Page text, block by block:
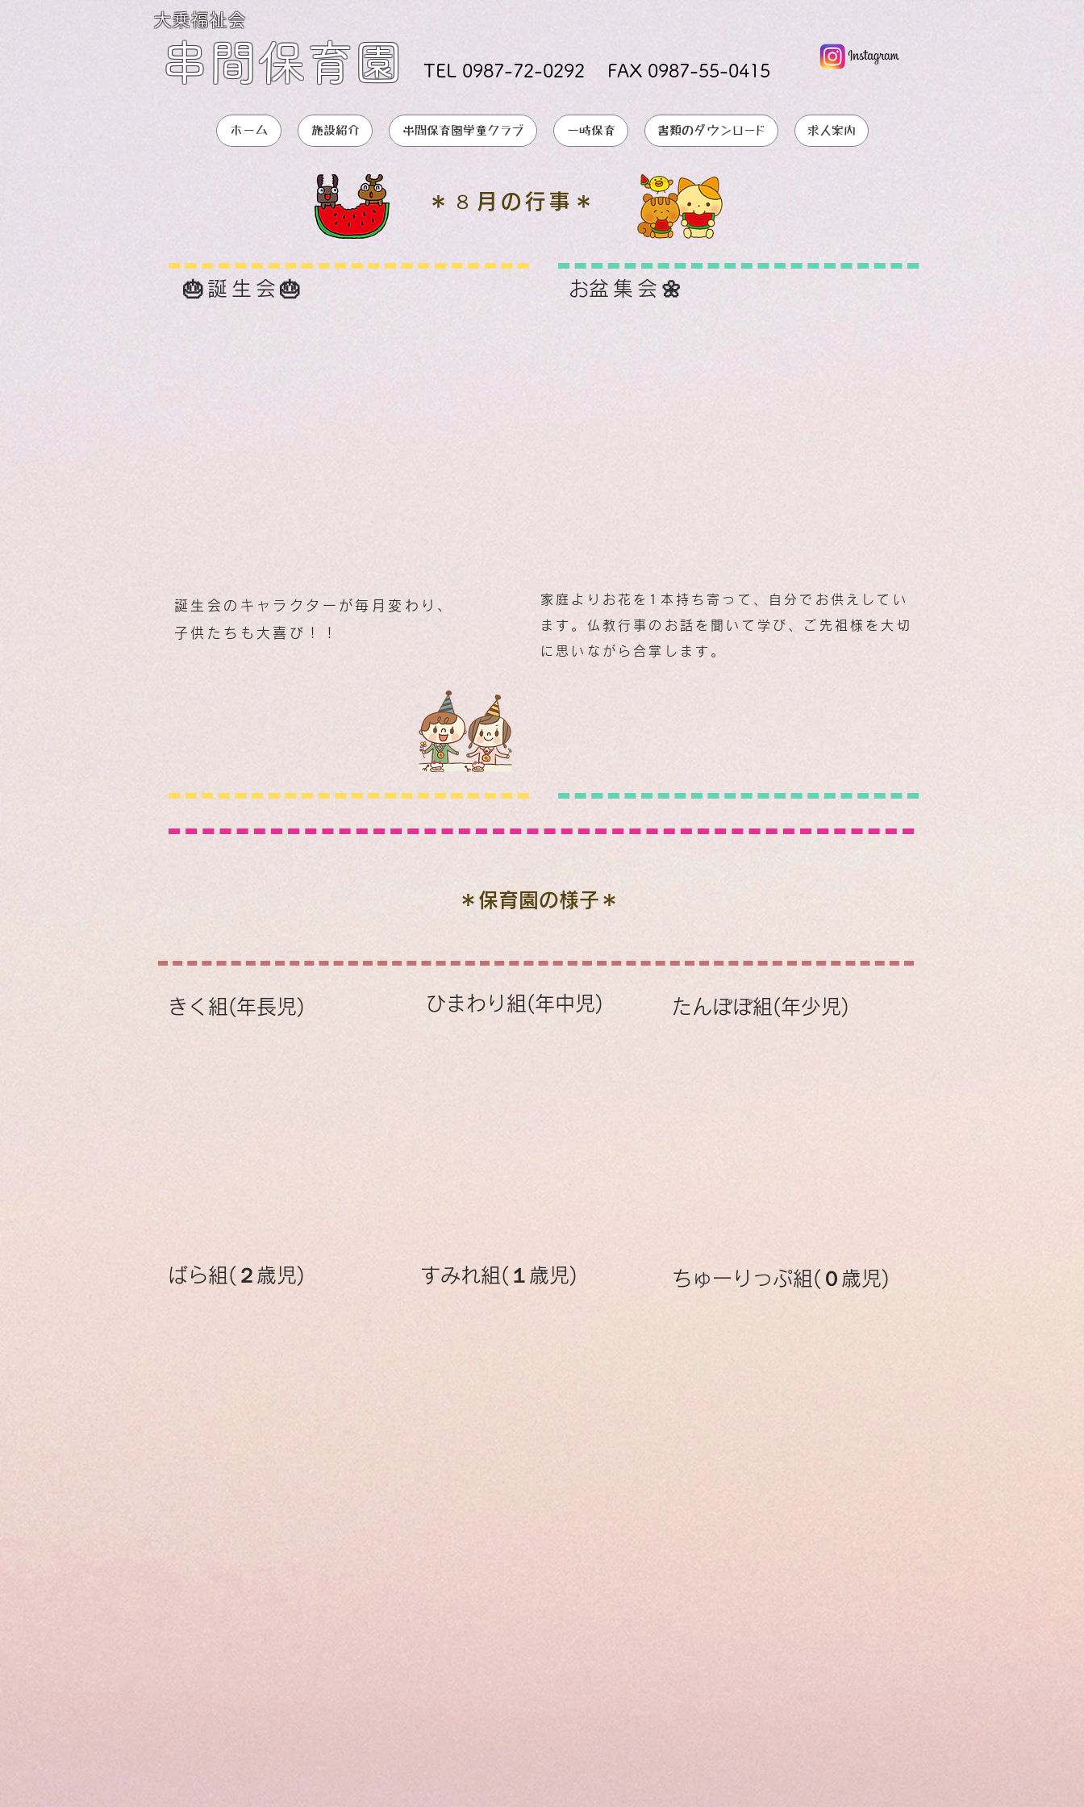
大乗福祉会
串間保育園 TEL 0987-72-0292 FAX 0987-55-0415
ホーム 施設紹介 串間保育園学童クラブ 一時保育 書類のダウンロード 求人案内
＊ ８ 月の行事＊
🎂誕生会🎂
誕生会のキャラクターが毎月変わり、
子供たちも大喜び！！
​お盆集会🌼
家庭よりお花を1本持ち寄って、自分でお供えしてい
ます。仏教行事のお話を聞いて学び、ご先祖様を大切
に思いながら合掌します。
＊保育園の様子＊
きく組(年長児)
ばら組(２歳児)
​ひまわり組(年中​児)
すみれ組(１歳児)
たんぽぽ組(年少児)
ちゅーりっぷ組(０歳児)